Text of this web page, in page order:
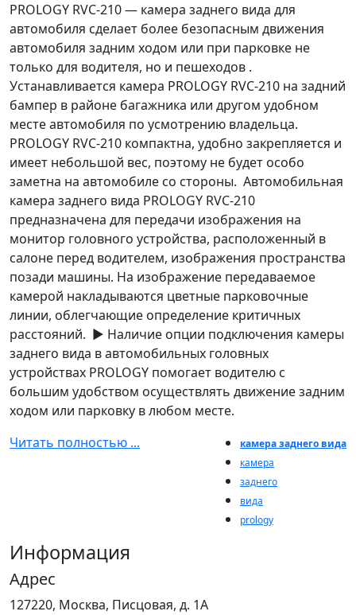
PROLOGY RVC-210 — камера заднего вида для
автомобиля сделает более безопасным движения
автомобиля задним ходом или при парковке не
только для водителя, но и пешеходов .
Устанавливается камера PROLOGY RVC-210 на задний
бампер в районе багажника или другом удобном
месте автомобиля по усмотрению владельца.
PROLOGY RVC-210 компактна, удобно закрепляется и
имеет небольшой вес, поэтому не будет особо
заметна на автомобиле со стороны. Автомобильная
камера заднего вида PROLOGY RVC-210
предназначена для передачи изображения на
монитор головного устройства, расположенный в
салоне перед водителем, изображения пространства
позади машины. На изображение передаваемое
камерой накладываются цветные парковочные
линии, облегчающие определение критичных
расстояний. ► Наличие опции подключения камеры
заднего вида в автомобильных головных
устройствах PROLOGY помогает водителю с
большим удобством осуществлять движение задним
ходом или парковку в любом месте.
камера заднего вида
камера
заднего
вида
prology
Читать полностью ...
Информация
Адрес
127220, Москва, Писцовая, д. 1А